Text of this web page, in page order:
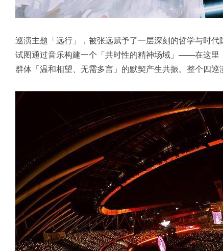
巡演主题「远行」，被张远赋予了一层深刻的哲学与时
试图通过音乐构建一个「共时性的精神场域」——在这里
群体「温和相望、无需多言」的默契产生共振。整个四